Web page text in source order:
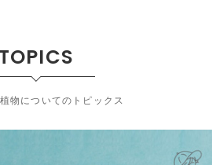
TOPICS
物についてのトピックス